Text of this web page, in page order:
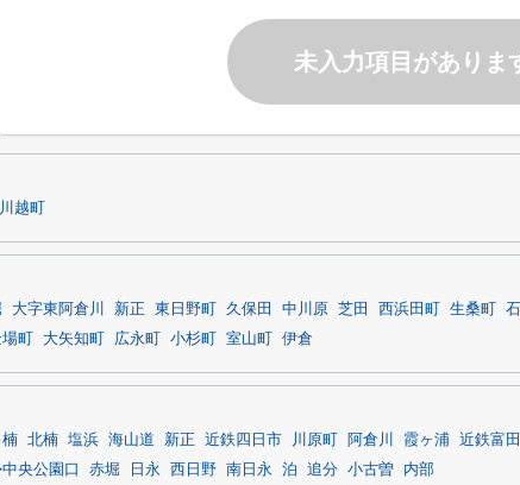
未入力項目がありま
越町
大字東阿倉川 新正 東日野町 久保田 中川原 芝田 西浜田町 生桑町
町 大矢知町 広永町 小杉町 室山町 伊倉
楠 北楠 塩浜 海山道 新正 近鉄四日市 川原町 阿倉川 霞ヶ浦 近鉄富田
央公園口 赤堀 日永 西日野 南日永 泊 追分 小古曽 内部